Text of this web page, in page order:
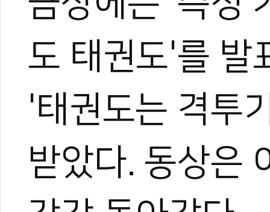
도 태권도'를 발
'태권도는 격투
받았다. 동상은
박규태
운동을 좋아해 다양한 스
은 특별했다.
대학에서 전공하며 시범단
로 즐겼다.
그러다 우연히 영상 제작
은 세상을 보게 되었고, 자